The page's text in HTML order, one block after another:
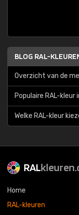
BLOG RAL-
Overzicht van de
Populaire RAL-kleur
Welke RAL-kleur
RAL
Home
RAL-kleuren